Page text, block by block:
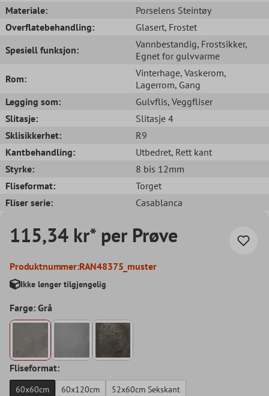
Materiale:
Porselens Steintøy
Overflatebehandling:
Glasert, Frostet
Spesiell funksjon:
Vannbestandig, Frostsikker,
Egnet for gulvvarme
Rom:
Vinterhage, Vaskerom,
Lagerrom, Gang
Legging som:
Gulvflis, Veggfliser
Slitasje:
Slitasje 4
Sklisikkerhet:
R9
Kantbehandling:
Utbedret, Rett kant
Styrke:
8 bis 12mm
Fliseformat:
Torget
Fliser serie:
Casablanca
115,34 kr* per Prøve
Produktnummer:RAN48375_muster
Ikke lenger tilgjengelig
Farge: Grå
Fliseformat:
60x60cm 60x120cm 52x60cm Sekskant